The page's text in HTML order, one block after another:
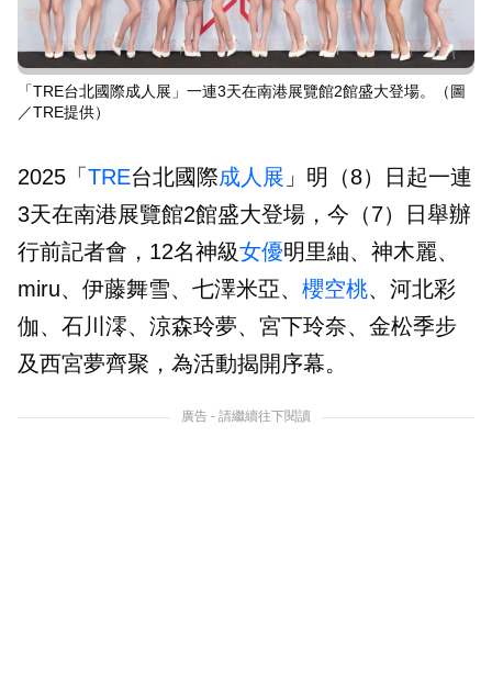
「TRE台北國際成人展」一連3天在南港展覽館2館盛大登場。（圖
／TRE提供）
2025「 TRE台北國際成人展 」明（8）日起一連
3天在南港展覽館2館盛大登場，今（7）日舉辦
行前記者會，12名神級女優明里紬、神木麗、
miru、伊藤舞雪、七澤米亞、 櫻空桃、河北彩
伽、石川澪、涼森玲夢、宮下玲奈、金松季步
及西宮夢齊聚，為活動揭開序幕。
廣告 - 請繼續往下閱讀